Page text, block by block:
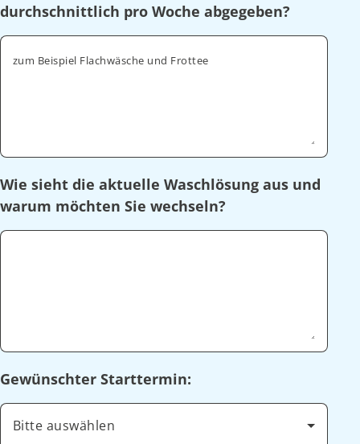
durchschnittlich pro Woche abgegeben?
zum Beispiel Flachwäsche und Frottee
Wie sieht die aktuelle Waschlösung aus und
warum möchten Sie wechseln?
Gewünschter Starttermin:
Bitte auswählen